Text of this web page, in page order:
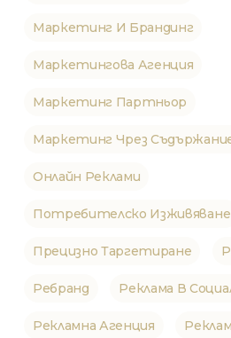
Маркетинг И Брандинг
Маркетингова Агенция
Маркетинг Партньор
Маркетинг Чрез
Онлайн Реклами
Потребителско Изживяване
Прецизно Таргетиране
Ребранд Реклама В
Рекламна Агенция